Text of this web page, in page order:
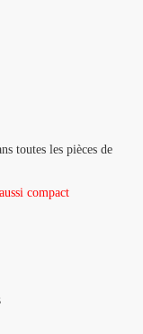
toutes les pièces de
compact